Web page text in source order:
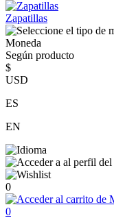
Zapatillas
Moneda
Según producto
$
USD
ES
EN
0
0